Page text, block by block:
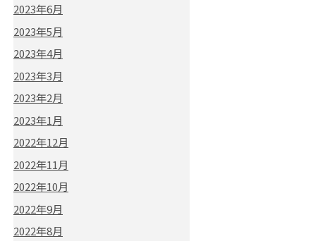
2023年6月
2023年5月
2023年4月
2023年3月
2023年2月
2023年1月
2022年12月
2022年11月
2022年10月
2022年9月
2022年8月